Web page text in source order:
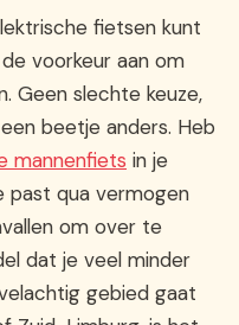
fietsen kunt
voorkeur aan om
Geen slechte keuze,
beetje anders. Heb
mannenfiets in je
past qua vermogen
om over te
dat je veel minder
gebied gaat